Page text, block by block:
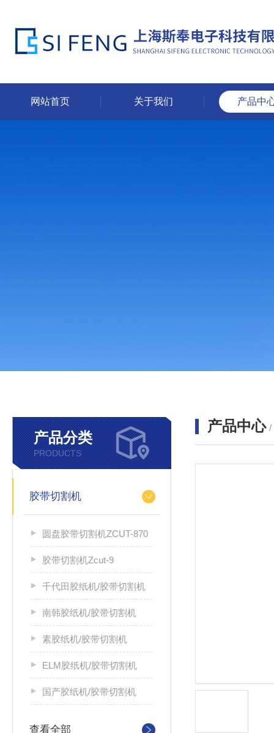
网站首页 关于我们 产品中
产品分类
PRODUCTS
胶带切割机
圆盘胶带切割机ZCUT-870
胶带切割机Zcut-9
千代田胶纸机/胶带切割机
南韩胶纸机/胶带切割机
素胶纸机/胶带切割机
ELM胶纸机/胶带切割机
国产胶纸机/胶带切割机
查看全部
产品中心 /